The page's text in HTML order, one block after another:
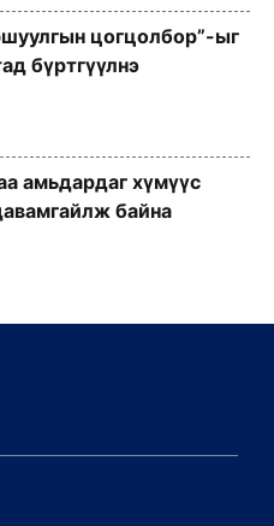
цогцолбор”-ыг
бүртгүүлнэ
амьдардаг хүмүүс
байна